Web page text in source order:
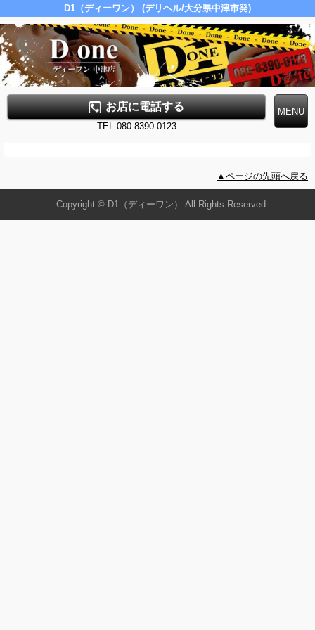
D1（ディーワン） (デリヘル/大分県中津市発)
お店に電話する
TEL.080-8390-0123
▲ページの先頭へ戻る
Copyright © D1（ディーワン） All Rights Reserved.